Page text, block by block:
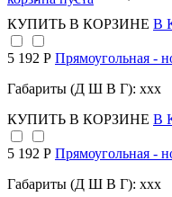
КУПИТЬ В КОРЗИНЕ В
5 192 Р Прямоугольная -
Габариты (Д Ш В Г): xxx
КУПИТЬ В КОРЗИНЕ В
5 192 Р Прямоугольная -
Габариты (Д Ш В Г): xxx